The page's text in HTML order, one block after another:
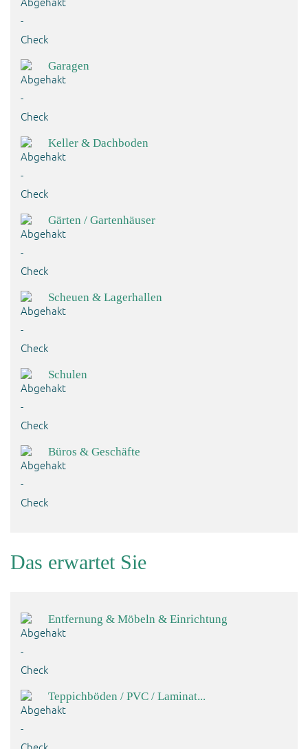
Garagen
Keller & Dachboden
Gärten / Gartenhäuser
Scheuen & Lagerhallen
Schulen
Büros & Geschäfte
Das erwartet Sie
Entfernung & Möbeln & Einrichtung
Teppichböden / PVC / Laminat...